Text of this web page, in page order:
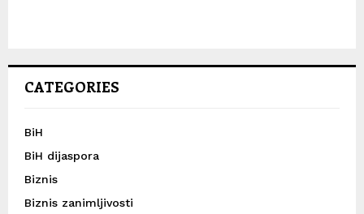
CATEGORIES
BiH
BiH dijaspora
Biznis
Biznis zanimljivosti